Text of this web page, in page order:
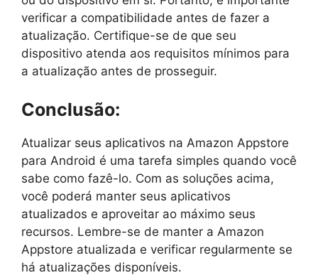
verificar a compatibilidade antes de fazer a
atualização. Certifique-se de que seu
dispositivo atenda aos requisitos mínimos para
a atualização antes de prosseguir.
Conclusão:
Atualizar seus aplicativos na Amazon Appstore
para Android é uma tarefa simples quando você
sabe como fazê-lo. Com as soluções acima,
você poderá manter seus aplicativos
atualizados e aproveitar ao máximo seus
recursos. Lembre-se de manter a Amazon
Appstore atualizada e verificar regularmente se
há atualizações disponíveis.